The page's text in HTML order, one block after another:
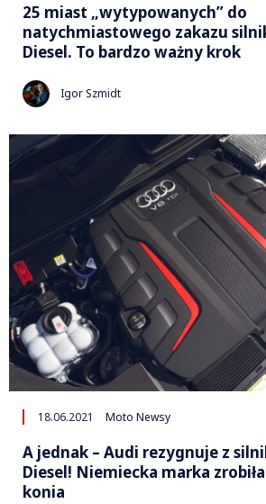
25 miast „wytypowanych” do
natychmiastowego zakazu
Diesel. To bardzo ważny krok
Igor Szmidt
18.06.2021 Moto Newsy
A jednak – Audi rezygnuje z
Diesel! Niemiecka marka
konia